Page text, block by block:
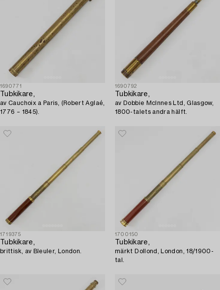
1690771
Tubkikare,
av Cauchoix a Paris, (Robert Aglaé,
1776 – 1845).
1690792
Tubkikare,
av Dobbie McInnes Ltd, Glasgow,
1800-talets andra hälft.
1719375
Tubkikare,
brittisk, av Bleuler, London.
1700150
Tubkikare,
märkt Dollond, London, 18/1900-
tal.